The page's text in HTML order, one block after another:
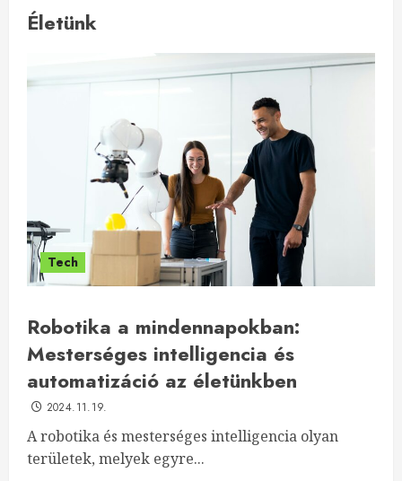
Életünk
Tech
Robotika a mindennapokban:
Mesterséges intelligencia és
automatizáció az életünkben
2024.11.19.
A robotika és mesterséges intelligencia olyan
területek, melyek egyre...